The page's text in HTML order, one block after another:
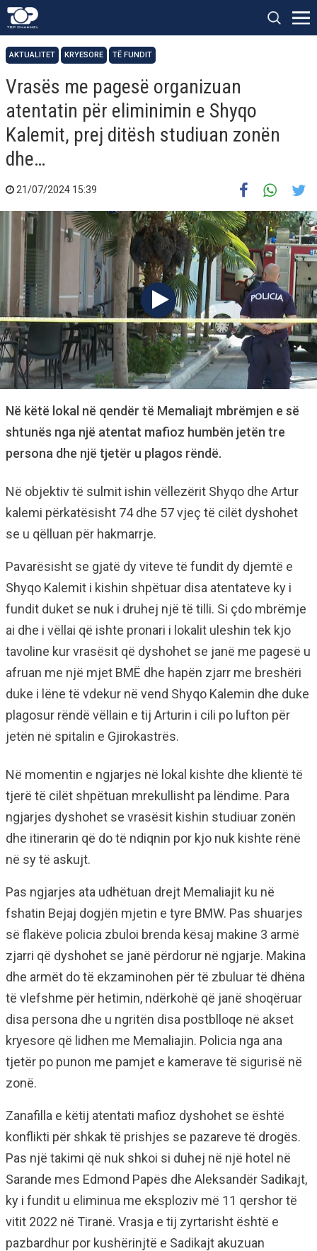
AKTUALITET KRYESORE TË FUNDIT
Vrasës me pagesë organizuan
atentatin për eliminimin e Shyqo
Kalemit, prej ditësh studiuan zonën
dhe…
21/07/2024 15:39
Në këtë lokal në qendër të Memaliajt mbrëmjen e së
shtunës nga një atentat mafioz humbën jetën tre
persona dhe një tjetër u plagos rëndë.
Në objektiv të sulmit ishin vëllezërit Shyqo dhe Artur
kalemi përkatësisht 74 dhe 57 vjeç të cilët dyshohet
se u qëlluan për hakmarrje.
Pavarësisht se gjatë dy viteve të fundit dy djemtë e
Shyqo Kalemit i kishin shpëtuar disa atentateve ky i
fundit duket se nuk i druhej një të tilli. Si çdo mbrëmje
ai dhe i vëllai që ishte pronari i lokalit uleshin tek kjo
tavoline kur vrasësit që dyshohet se janë me pagesë u
afruan me një mjet BMË dhe hapën zjarr me breshëri
duke i lëne të vdekur në vend Shyqo Kalemin dhe duke
plagosur rëndë vëllain e tij Arturin i cili po lufton për
jetën në spitalin e Gjirokastrës.
Në momentin e ngjarjes në lokal kishte dhe klientë të
tjerë të cilët shpëtuan mrekullisht pa lëndime. Para
ngjarjes dyshohet se vrasësit kishin studiuar zonën
dhe itinerarin që do të ndiqnin por kjo nuk kishte rënë
në sy të askujt.
Pas ngjarjes ata udhëtuan drejt Memaliajit ku në
fshatin Bejaj dogjën mjetin e tyre BMW. Pas shuarjes
së flakëve policia zbuloi brenda kësaj makine 3 armë
zjarri që dyshohet se janë përdorur në ngjarje. Makina
dhe armët do të ekzaminohen për të zbuluar të dhëna
të vlefshme për hetimin, ndërkohë që janë shoqëruar
disa persona dhe u ngritën disa postblloqe në akset
kryesore që lidhen me Memaliajin. Policia nga ana
tjetër po punon me pamjet e kamerave të sigurisë në
zonë.
Zanafilla e këtij atentati mafioz dyshohet se është
konflikti për shkak të prishjes se pazareve të drogës.
Pas një takimi që nuk shkoi si duhej në një hotel në
Sarande mes Edmond Papës dhe Aleksandër Sadikajt,
ky i fundit u eliminua me eksploziv më 11 qershor të
vitit 2022 në Tiranë. Vrasja e tij zyrtarisht është e
pazbardhur por kushërinjtë e Sadikajt akuzuan